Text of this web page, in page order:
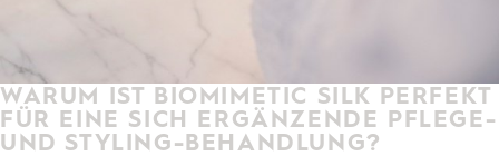
WARUM IST BIOMIMETIC SILK PERFEKT
FÜR EINE SICH ERGÄNZENDE PFLEGE-
UND STYLING-BEHANDLUNG?